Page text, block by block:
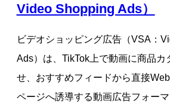
Video Shopping Ads）
ビデオショッピング広告（VSA：
Ads）は、TikTok上で動画に商品カ
せ、おすすめフィードから直接
ページへ誘導する動画広告フォー